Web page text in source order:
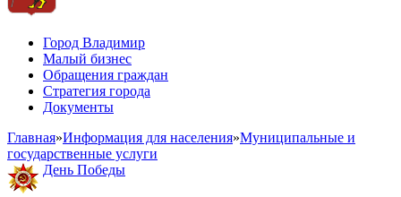
Город Владимир
Малый бизнес
Обращения граждан
Стратегия города
Документы
Главная»Информация для населения»Муниципальные и
государственные услуги
День Победы